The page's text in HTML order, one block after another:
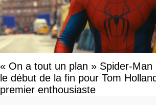
« On a tout un plan » Spider-
le début de la fin pour Tom Holland
premier enthousiaste